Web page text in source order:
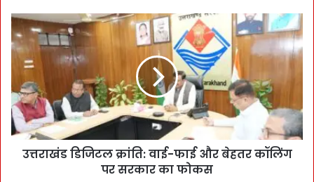
उत्तराखंड डिजिटल क्रांति: वाई-फाई और बेहतर कॉलिंग
पर सरकार का फोकस